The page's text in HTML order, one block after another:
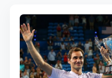
ДОКУМЕНТЫ
ПЕРСОНАЛИИ